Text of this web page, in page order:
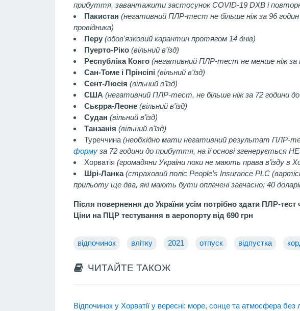
прибуття, завантажити застосунок COVID-19 DXB і
Пакистан (негативний ПЛР-тест не більше ніж за 96
провідника)
Перу (обов'язковий карантин протягом 14 днів)
Пуерто-Ріко (вільний в'їзд)
Республіка Конго (негативний ПЛР-тест не менше ніж за
Сан-Томе і Прінсіпі (вільний в'їзд)
Сент-Люсія (вільний в'їзд)
США (негативний ПЛР-тест, не більше ніж за 72 години
Сьєрра-Леоне(вільний в'їзд)
Судан (вільний в'їзд)
Танзанія (вільний в'їзд)
Туреччина (необхідно мати негативний результат ПЛР-
формуза 72 години до прибуття, на її основі згенерується
Хорватія (громадяни України поки не мають права в'їзду в
Шрі-Ланка (страховий поліс People’s Insurance PLC
прильоту ще два, які мають бути оплачені завчасно: 40
Після повернення до України усім потрібно здати ПЛР-
Ціни на ПЦР тестування в аеропорту від 690 грн
відпочинок влітку 2021 отпуск відпустка
ЧИТАЙТЕ ТАКОЖ
Відпочинок у Хорватії у вересні: море, сонце та атмосфера